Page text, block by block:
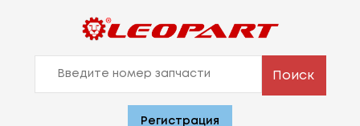
Поиск
Регистрация